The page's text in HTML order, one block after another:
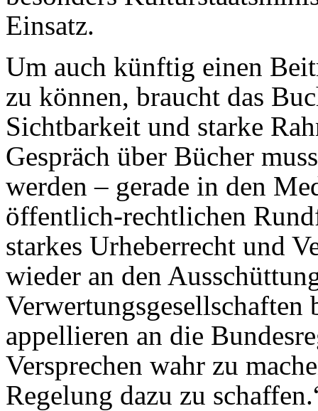
Einsatz.
Um auch künftig einen
zu können, braucht das
Sichtbarkeit und starke
Gespräch über Bücher
werden – gerade in den
öffentlich-rechtlichen
starkes Urheberrecht und
wieder an den
appellieren an die
Versprechen wahr zu
Regelung dazu zu